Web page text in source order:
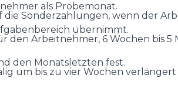
als Probemonat.
Sonderzahlungen, wenn der
übernimmt.
den Arbeitnehmer, 6 Wochen bis
den Monatsletzten fest.
um bis zu vier Wochen